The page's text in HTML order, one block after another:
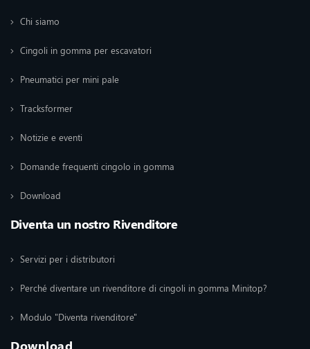
Chi siamo
Cingoli in gomma per escavatori
Pneumatici per mini pale
Tracksformer
Notizie e eventi
Domande frequenti cingolo in gomma
Download
Diventa un nostro Rivenditore
Servizi per i distributori
Perché diventare un rivenditore di cingoli in gomma Minitop?
Modulo "Diventa rivenditore"